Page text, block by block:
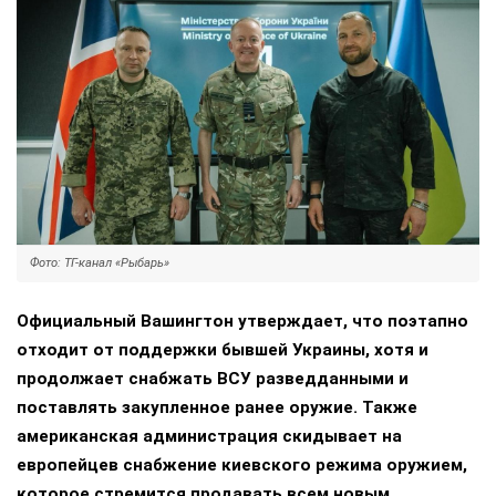
Фото: ТГ-канал «Рыбарь»
Официальный Вашингтон утверждает, что поэтапно
отходит от поддержки бывшей Украины, хотя и
продолжает снабжать ВСУ разведданными и
поставлять закупленное ранее оружие. Также
американская администрация скидывает на
европейцев снабжение киевского режима оружием,